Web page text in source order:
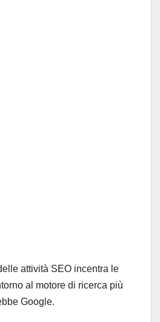
attività SEO incentra le
al motore di ricerca più
Google.